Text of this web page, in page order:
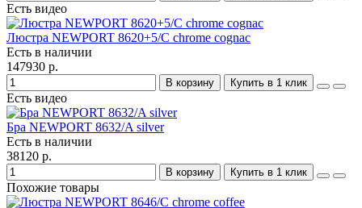
Есть видео
Люстра NEWPORT 8620+5/C chrome cognac
Есть в наличии
147930 р.
В корзину Купить в 1 клик
Есть видео
Бра NEWPORT 8632/A silver
Есть в наличии
38120 р.
В корзину Купить в 1 клик
Похожие товары